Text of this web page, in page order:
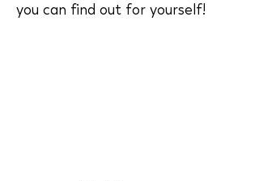
you can find out for yourself!